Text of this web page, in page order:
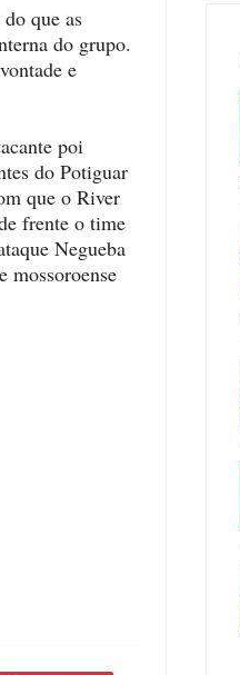
que as
do grupo.
e
poi
do Potiguar
que o River
frente o time
Negueba
mossoroense